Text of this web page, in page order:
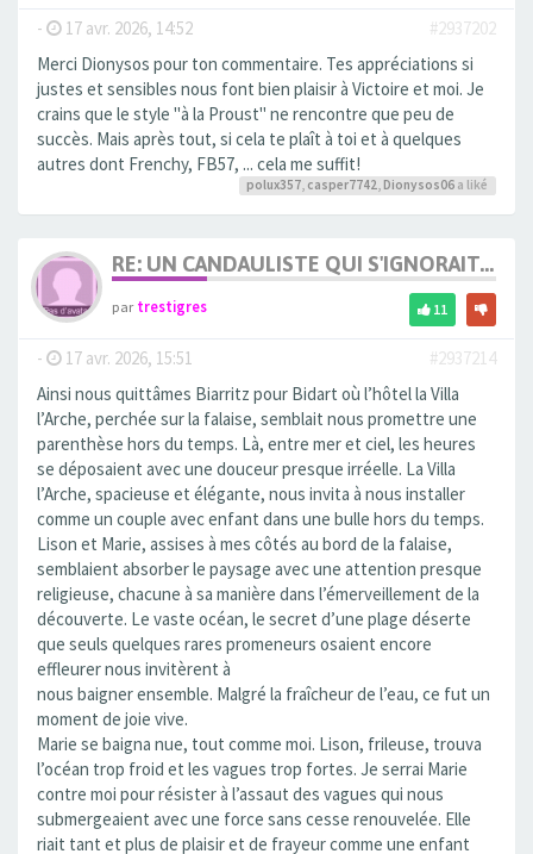
- 17 avr. 2026, 14:52
#2937202
Merci Dionysos pour ton commentaire. Tes appréciations si
justes et sensibles nous font bien plaisir à Victoire et moi. Je
crains que le style "à la Proust" ne rencontre que peu de
succès. Mais après tout, si cela te plaît à toi et à quelques
autres dont Frenchy, FB57, ... cela me suffit!
polux357, casper7742, Dionysos06 a liké
RE: UN CANDAULISTE QUI S'IGNORAIT...
partrestigres 11
- 17 avr. 2026, 15:51
#2937214
Ainsi nous quittâmes Biarritz pour Bidart où l’hôtel la Villa
l’Arche, perchée sur la falaise, semblait nous promettre une
parenthèse hors du temps. Là, entre mer et ciel, les heures
se déposaient avec une douceur presque irréelle. La Villa
l’Arche, spacieuse et élégante, nous invita à nous installer
comme un couple avec enfant dans une bulle hors du temps.
Lison et Marie, assises à mes côtés au bord de la falaise,
semblaient absorber le paysage avec une attention presque
religieuse, chacune à sa manière dans l’émerveillement de la
découverte. Le vaste océan, le secret d’une plage déserte
que seuls quelques rares promeneurs osaient encore
effleurer nous invitèrent à
nous baigner ensemble. Malgré la fraîcheur de l’eau, ce fut un
moment de joie vive.
Marie se baigna nue, tout comme moi. Lison, frileuse, trouva
l’océan trop froid et les vagues trop fortes. Je serrai Marie
contre moi pour résister à l’assaut des vagues qui nous
submergeaient avec une force sans cesse renouvelée. Elle
riait tant et plus de plaisir et de frayeur comme une enfant